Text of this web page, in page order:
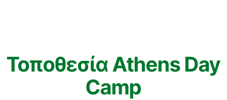
Τοποθεσία Athens Day
Camp